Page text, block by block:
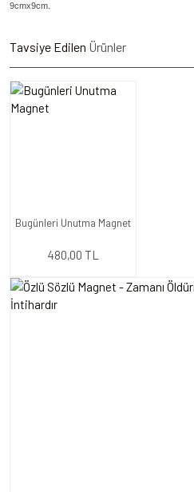
9cmx9cm.
Tavsiye Edilen Ürünler
Bugünleri Unutma Magnet
480,00 TL